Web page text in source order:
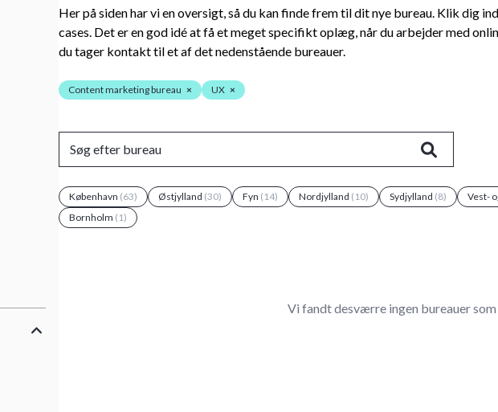
Her på siden har vi en oversigt, så du kan finde frem til dit nye bureau. Klik dig
cases. Det er en god idé at få et meget specifikt oplæg, når du arbejder med
du tager kontakt til et af det nedenstående bureauer.
Content marketing bureau × UX ×
København (63) Østjylland (30) Fyn (14) Nordjylland (10) Sydjylland (8) Vest-
Bornholm (1)
Vi fandt desværre ingen bureauer